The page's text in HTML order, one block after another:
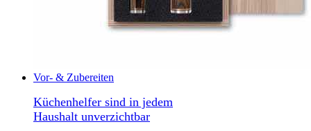
Vor- & Zubereiten
Küchenhelfer sind in jedem
Haushalt unverzichtbar